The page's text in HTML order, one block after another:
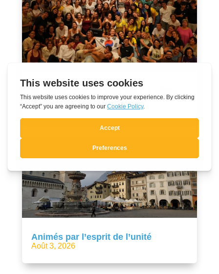
Août 7, 2026
Animés par l’esprit de l’unité
Août 3, 2026